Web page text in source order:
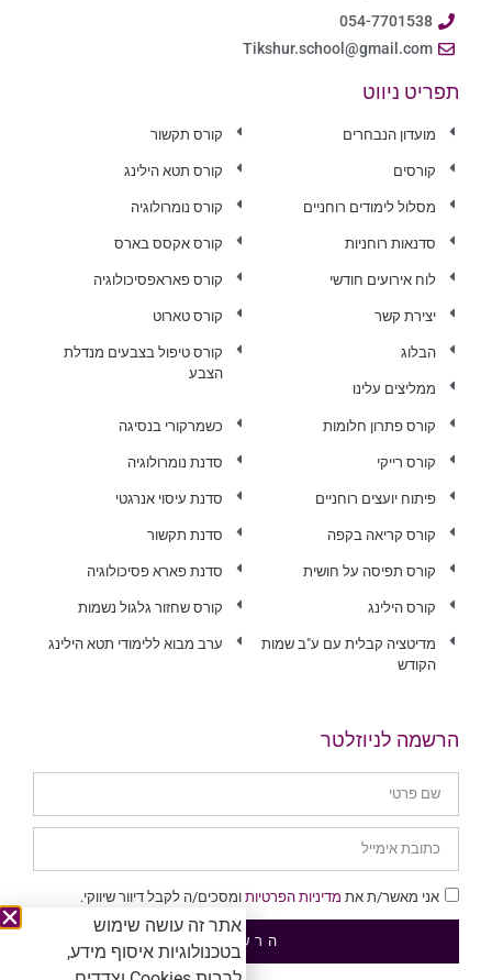
054-7701538
Tikshur.school@gmail.com
תפריט ניווט
מועדון הנבחרים
קורסים
מסלול לימודים רוחניים
סדנאות רוחניות
לוח אירועים חודשי
יצירת קשר
הבלוג
ממליצים עלינו
קורס תקשור
קורס תטא הילינג
קורס נומרולוגיה
קורס אקסס בארס
קורס פאראפסיכולוגיה
קורס טארוט
קורס טיפול בצבעים מנדלת
הצבע
קורס פתרון חלומות
קורס רייקי
פיתוח יועצים רוחניים
קורס קריאה בקפה
קורס תפיסה על חושית
קורס הילינג
מדיטציה קבלית עם ע"ב שמות
הקודש
כשמרקורי בנסיגה
סדנת נומרולוגיה
סדנת עיסוי אנרגטי
סדנת תקשור
סדנת פארא פסיכולוגיה
קורס שחזור גלגול נשמות
ערב מבוא ללימודי תטא הילינג
הרשמה לניוזלטר
אני מאשר/ת את מדיניות הפרטיות ומסכים/ה לקבל דיוור שיווקי.
הרשמה
אתר זה עושה שימוש
בטכנולוגיות איסוף מידע,